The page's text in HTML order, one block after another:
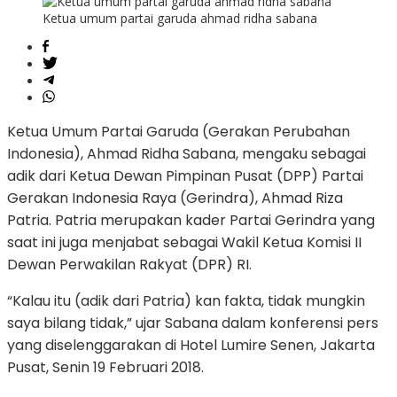
Ketua umum partai garuda ahmad ridha sabana
Ketua Umum Partai Garuda (Gerakan Perubahan
Indonesia), Ahmad Ridha Sabana, mengaku sebagai
adik dari Ketua Dewan Pimpinan Pusat (DPP) Partai
Gerakan Indonesia Raya (Gerindra), Ahmad Riza
Patria. Patria merupakan kader Partai Gerindra yang
saat ini juga menjabat sebagai Wakil Ketua Komisi II
Dewan Perwakilan Rakyat (DPR) RI.
“Kalau itu (adik dari Patria) kan fakta, tidak mungkin
saya bilang tidak,” ujar Sabana dalam konferensi pers
yang diselenggarakan di Hotel Lumire Senen, Jakarta
Pusat, Senin 19 Februari 2018.